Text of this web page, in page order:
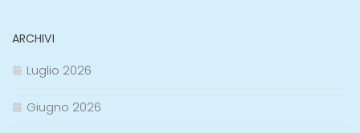
ARCHIVI
Luglio 2026
Giugno 2026